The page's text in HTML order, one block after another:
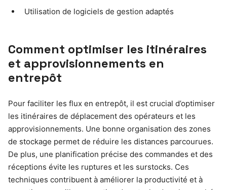
Utilisation de logiciels de gestion adaptés
Comment optimiser les itinéraires
et approvisionnements en
entrepôt
Pour faciliter les flux en entrepôt, il est crucial d’optimiser
les itinéraires de déplacement des opérateurs et les
approvisionnements. Une bonne organisation des zones
de stockage permet de réduire les distances parcourues.
De plus, une planification précise des commandes et des
réceptions évite les ruptures et les surstocks. Ces
techniques contribuent à améliorer la productivité et à